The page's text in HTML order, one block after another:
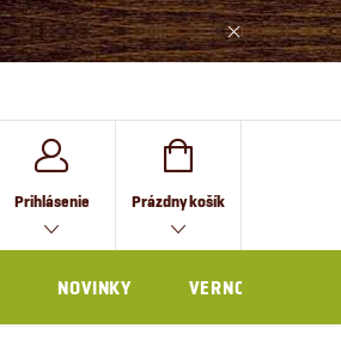
Prihlásenie
NÁKUPNÝ
KOŠÍK
Prázdny košík
NOVINKY VERNOSTNÝ